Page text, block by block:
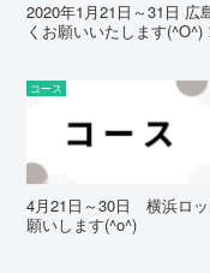
2020年1月21日～31日 広
くお願いいたします(^O^)
コース
4月21日～30日 横浜ロ
願いします(^o^)